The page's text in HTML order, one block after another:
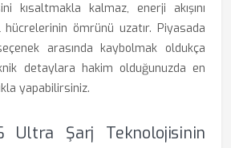
kısaltmakla kalmaz, enerji akışını
ömrünü uzatır. Piyasada
arasında kaybolmak oldukça
detaylara hakim olduğunuzda en
yapabilirsiniz.
Ultra Şarj Teknolojisinin